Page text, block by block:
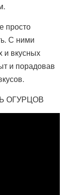
просто
С ними
и вкусных
и порадовав
ОГУРЦОВ